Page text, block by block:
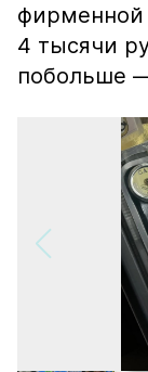
фирменной
4 тысячи
побольше